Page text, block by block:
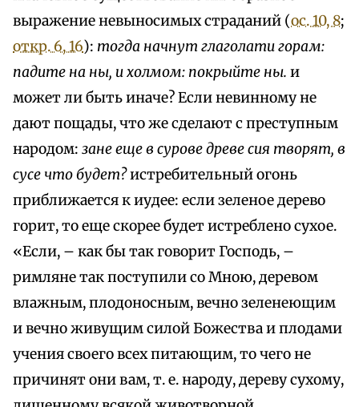
выражение невыносимых страданий (ос. 10, 8;
откр. 6, 16): тогда начнут глаголати горам:
падите на ны, и холмом: покрыйте ны. и
может ли быть иначе? Если невинному не
дают пощады, что же сделают с преступным
народом: зане еще в сурове древе сия творят, в
сусе что будет?истребительный огонь
приближается к иудее: если зеленое дерево
горит, то еще скорее будет истреблено сухое.
«Если, – как бы так говорит Господь, –
римляне так поступили со Мною, деревом
влажным, плодоносным, вечно зеленеющим
и вечно живущим силой Божества и плодами
учения своего всех питающим, то чего не
причинят они вам, т. е. народу, дереву сухому,